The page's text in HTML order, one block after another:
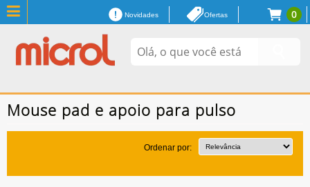
0
Novidades Ofertas
Mouse pad e apoio para pulso
Ordenar por: